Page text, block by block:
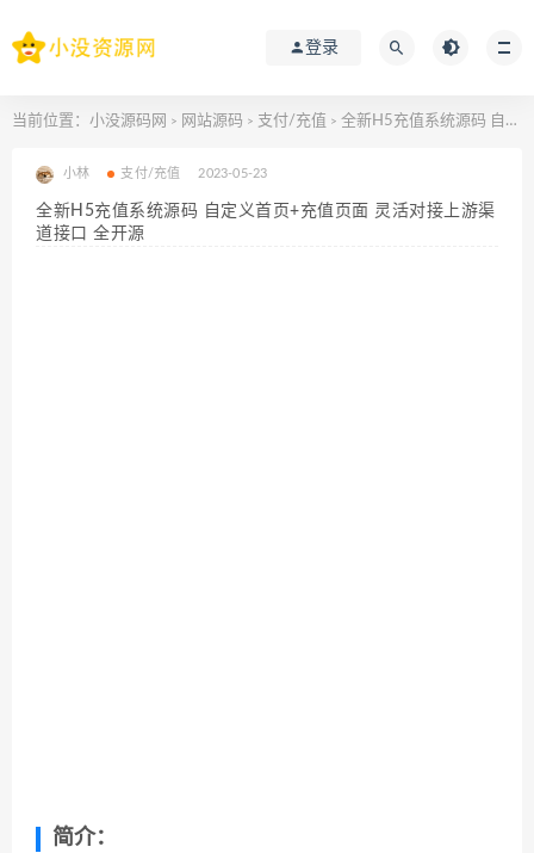
登录
当前位置： 小没源码网 > 网站源码 > 支付/充值 > 全新H5充值系统源码 自定义首页+充值页面 灵活对接上游渠道接口 全开源
小林 支付/充值 2023-05-23
全新H5充值系统源码 自定义首页+充值页面 灵活对接上游渠
道接口 全开源
简介：